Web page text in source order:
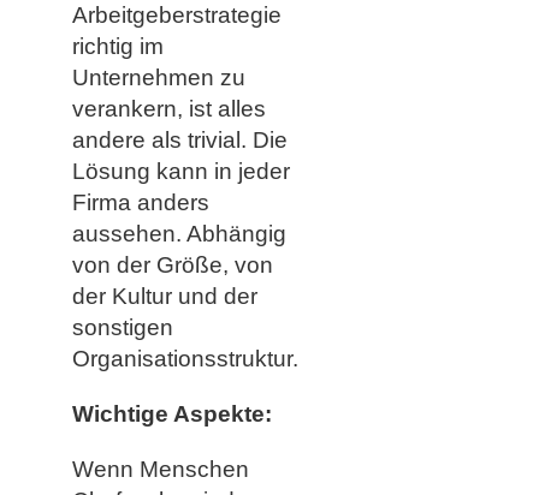
Arbeitgeberstrategie
richtig im
Unternehmen zu
verankern, ist alles
andere als trivial. Die
Lösung kann in jeder
Firma anders
aussehen. Abhängig
von der Größe, von
der Kultur und der
sonstigen
Organisationsstruktur.
Wichtige Aspekte:
Wenn Menschen